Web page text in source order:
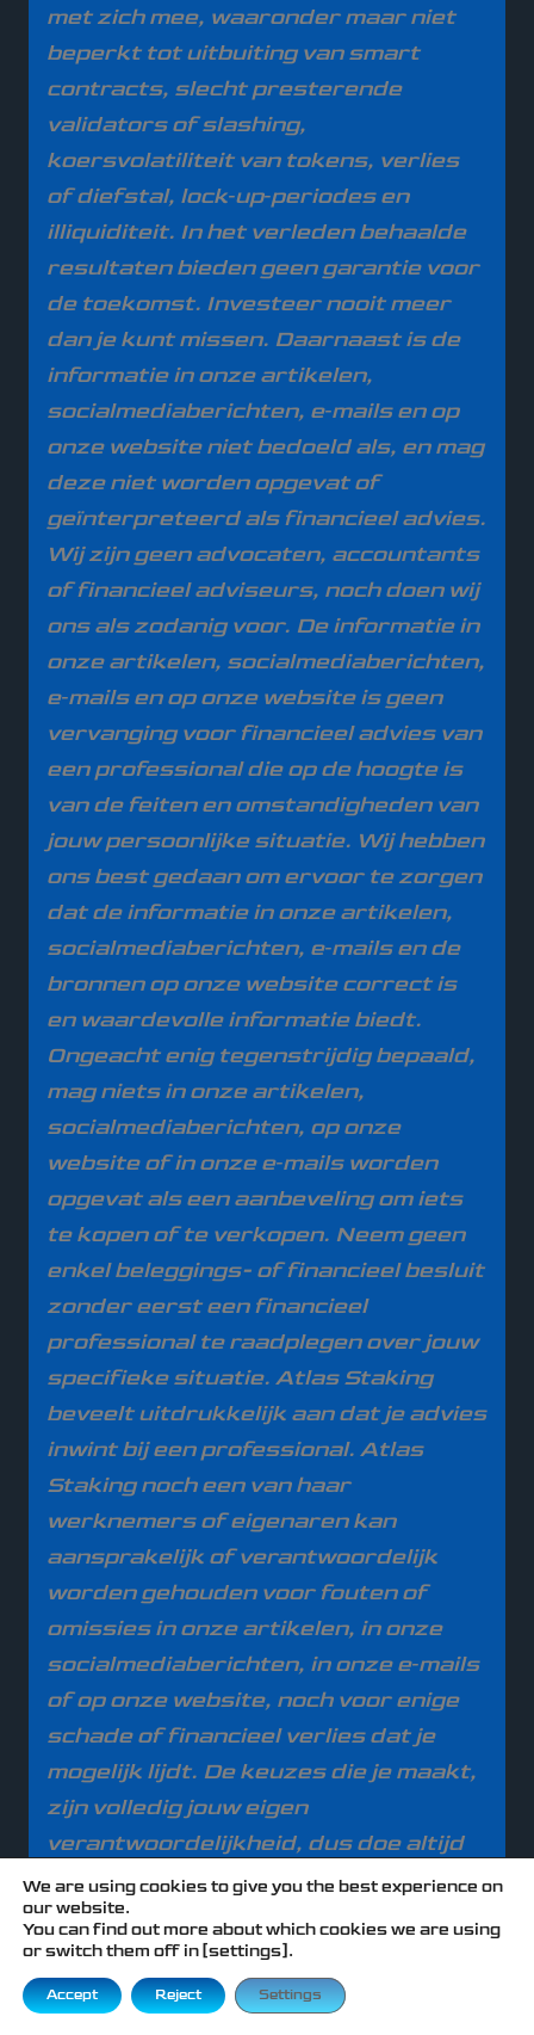
met zich mee, waaronder maar niet
beperkt tot uitbuiting van smart
contracts, slecht presterende
validators of slashing,
koersvolatiliteit van tokens, verlies
of diefstal, lock‑up‑periodes en
illiquiditeit. In het verleden behaalde
resultaten bieden geen garantie voor
de toekomst. Investeer nooit meer
dan je kunt missen. Daarnaast is de
informatie in onze artikelen,
socialmediaberichten, e‑mails en op
onze website niet bedoeld als, en mag
deze niet worden opgevat of
geïnterpreteerd als financieel advies.
Wij zijn geen advocaten, accountants
of financieel adviseurs, noch doen wij
ons als zodanig voor. De informatie in
onze artikelen, socialmediaberichten,
e‑mails en op onze website is geen
vervanging voor financieel advies van
een professional die op de hoogte is
van de feiten en omstandigheden van
jouw persoonlijke situatie. Wij hebben
ons best gedaan om ervoor te zorgen
dat de informatie in onze artikelen,
socialmediaberichten, e‑mails en de
bronnen op onze website correct is
en waardevolle informatie biedt.
Ongeacht enig tegenstrijdig bepaald,
mag niets in onze artikelen,
socialmediaberichten, op onze
website of in onze e‑mails worden
opgevat als een aanbeveling om iets
te kopen of te verkopen. Neem geen
enkel beleggings- of financieel besluit
zonder eerst een financieel
professional te raadplegen over jouw
specifieke situatie. Atlas Staking
beveelt uitdrukkelijk aan dat je advies
inwint bij een professional. Atlas
Staking noch een van haar
werknemers of eigenaren kan
aansprakelijk of verantwoordelijk
worden gehouden voor fouten of
omissies in onze artikelen, in onze
socialmediaberichten, in onze e‑mails
of op onze website, noch voor enige
schade of financieel verlies dat je
mogelijk lijdt. De keuzes die je maakt,
zijn volledig jouw eigen
verantwoordelijkheid, dus doe altijd
je eigen onderzoek (Do Your Own
Research).
We are using cookies to give you the best experience on
our website.
You can find out more about which cookies we are using
or switch them off in [settings].
Accept Reject Settings